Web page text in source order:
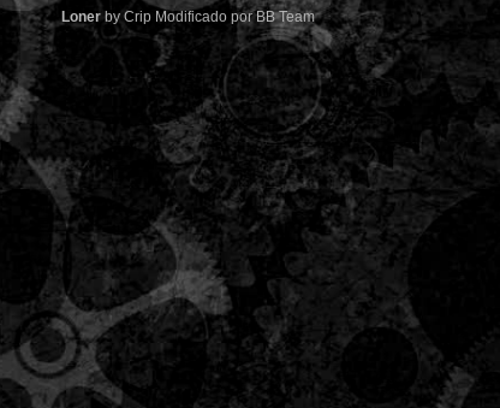
Lonerby Crip